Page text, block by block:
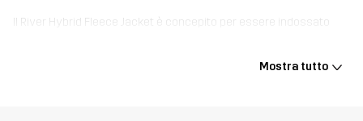
Il River Hybrid Fleece Jacket è concepito per essere indossato
parte riciclati, questa giacca di pile offre calore senzaMostra tutto